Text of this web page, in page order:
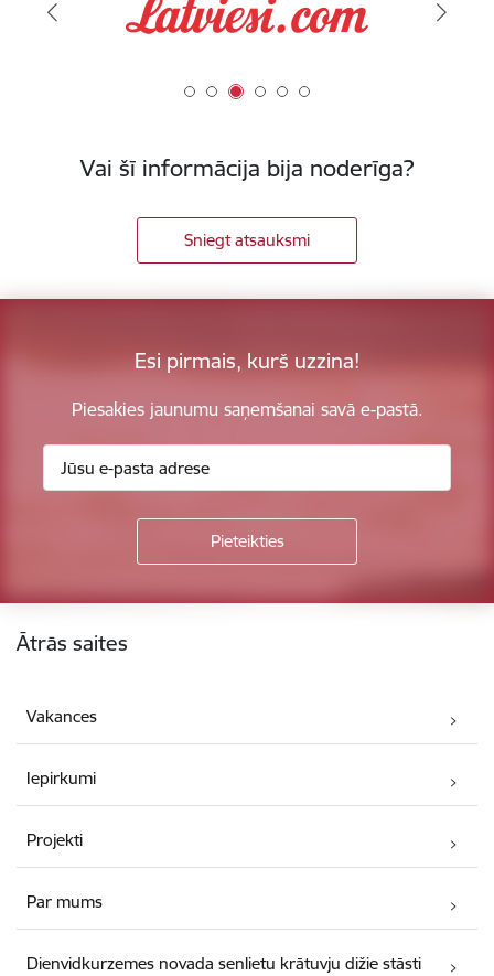
Vai šī informācija bija noderīga?
Sniegt atsauksmi
Esi pirmais, kurš uzzina!
Piesakies jaunumu saņemšanai savā e-pastā.
Ātrās saites
Vakances
Iepirkumi
Projekti
Par mums
Dienvidkurzemes novada senlietu krātuvju dižie stāsti